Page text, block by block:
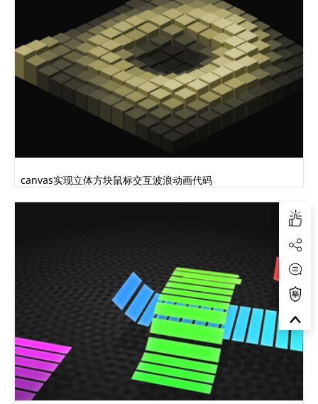
canvas实现立体方块鼠标交互波浪动画代码